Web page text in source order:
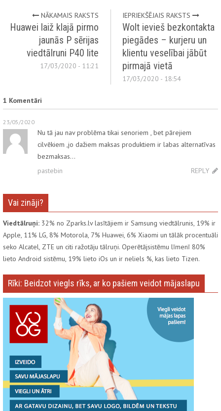
NĀKAMAIS RAKSTS
Huawei laiž klajā pirmo
jaunās P sērijas
viedtālruni P40 lite
17/03/2020 - 11:21
IEPRIEKŠĒJAIS RAKSTS
Wolt ievieš bezkontakta
piegādes – kurjeru un
klientu veselībai jābūt
pirmajā vietā
17/03/2020 - 18:54
1 Komentāri
23/05/2020
Nu tā jau nav problēma tikai senoriem , bet pārejiem
cilvēkiem ,jo dažiem maksas produktiem ir labas alternatīvas
bezmaksas…
pastebin
REPLY
Vai zināji?
Viedtālruņi: 32% no Zparks.lv lasītājiem ir Samsung viedtālrunis, 19% ir
Apple, 11% LG, 8% Motorola, 7% Huawei, 6% Xiaomi un tālāk procentuāli
seko Alcatel, ZTE un citi ražotāju tālruņi. Operētājsistēmu līmenī 80%
lieto Android sistēmu, 19% lieto iOs un ir neliels %, kas lieto Tizen.
Rīki: Beidzot viegls rīks, ar ko pašiem veidot mājaslapu